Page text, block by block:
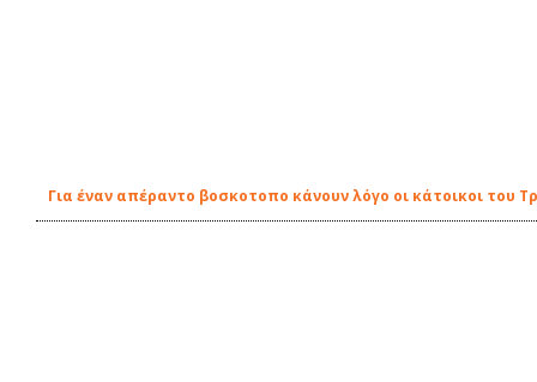
Για έναν απέραντο βοσκοτοπο κάνουν λόγο οι κάτοικοι του